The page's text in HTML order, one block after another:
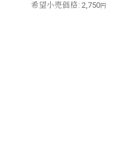
希望小売価格: 2,750円